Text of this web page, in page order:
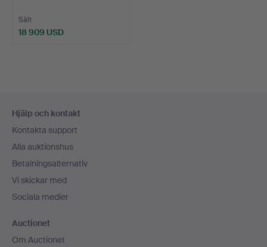
Sålt
18 909 USD
Hjälp och kontakt
Kontakta support
Alla auktionshus
Betalningsalternativ
Vi skickar med
Sociala medier
Auctionet
Om Auctionet